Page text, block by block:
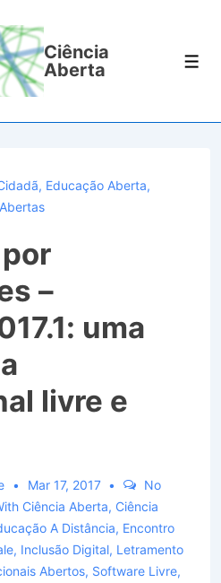
Ciência
Aberta
, Educação Aberta,
–
uma
livre e
Mar 17, 2017
No
Ciência Aberta, Ciência
A Distância, Encontro
, Inclusão Digital, Letramento
Abertos, Software Livre,